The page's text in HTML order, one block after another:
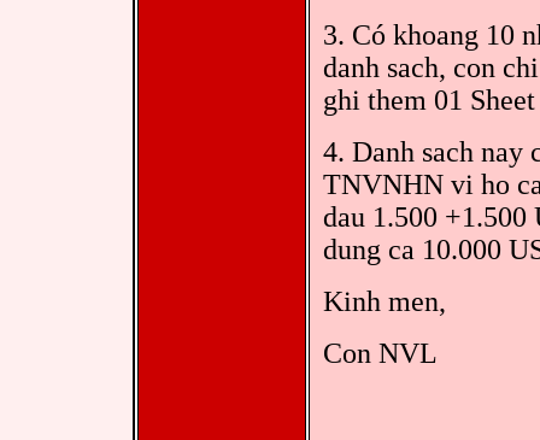
3. Có khoang 10
danh sach, con
ghi them 01
4. Danh sach nay
TNVNHN vi ho
dau 1.500 +1.500
dung ca 10.000
Kinh men,
Con NVL